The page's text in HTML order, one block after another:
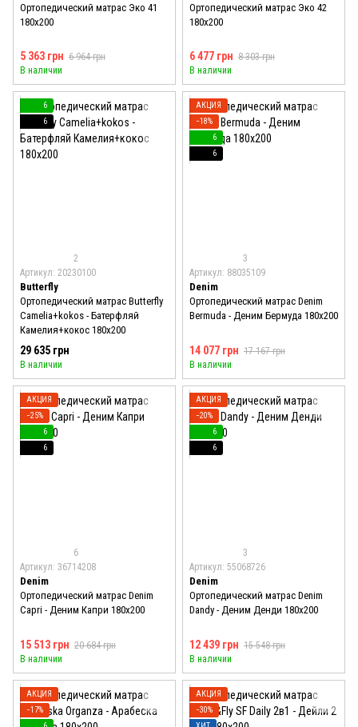
Ортопедический матрас Эко 41
180x200
5 363 грн 6 964 грн
В наличии
Ортопедический матрас Эко 42
180x200
6 477 грн 8 303 грн
В наличии
6
6
2
Артикул: 20230100
Butterfly
Ортопедический матрас Butterfly
Camelia+kokos - Батерфляй
Камелия+кокос 180x200
29 635 грн
В наличии
АКЦИЯ
−18%
6
6
3
Артикул: 88035109
Denim
Ортопедический матрас Denim
Bermuda - Деним Бермуда 180x200
14 077 грн 17 167 грн
В наличии
АКЦИЯ
−25%
6
6
6
Артикул: 36714208
Denim
Ортопедический матрас Denim
Capri - Деним Капри 180x200
15 513 грн 20 684 грн
В наличии
АКЦИЯ
−20%
6
6
3
Артикул: 55068726
Denim
Ортопедический матрас Denim
Dandy - Деним Денди 180x200
12 439 грн 15 548 грн
В наличии
АКЦИЯ
−17%
АКЦИЯ
−30%